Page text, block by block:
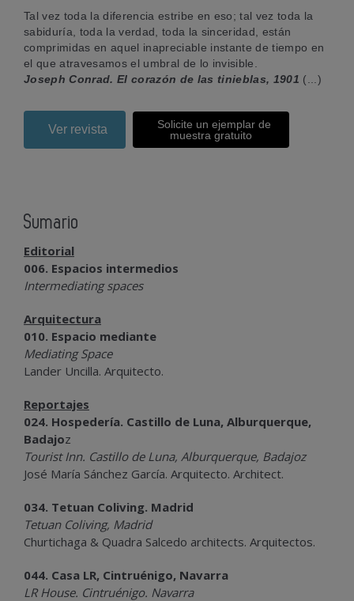
Tal vez toda la diferencia estribe en eso; tal vez toda la
sabiduría, toda la verdad, toda la sinceridad, están
comprimidas en aquel inapreciable instante de tiempo en
el que atravesamos el umbral de lo invisible.
Joseph Conrad. El corazón de las tinieblas, 1901 (...)
Ver revista
Solicite un ejemplar de
muestra gratuito
Sumario
Editorial
006. Espacios intermedios
Intermediating spaces
Arquitectura
010. Espacio mediante
Mediating Space
Lander Uncilla. Arquitecto.
Reportajes
024. Hospedería. Castillo de Luna, Alburquerque,
Badajoz
Tourist Inn. Castillo de Luna, Alburquerque, Badajoz
José María Sánchez García. Arquitecto. Architect.
034. Tetuan Coliving. Madrid
Tetuan Coliving, Madrid
Churtichaga & Quadra Salcedo architects. Arquitectos.
044. Casa LR, Cintruénigo, Navarra
LR House. Cintruénigo. Navarra